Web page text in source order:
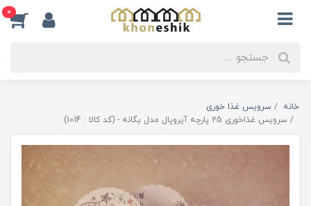
0
خانه
سرویس غذا خوری
سرویس غذاخوری 25 پارچه آیروپال مدل یگانه - (کد کالا : 1014)